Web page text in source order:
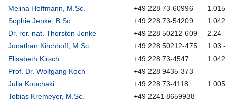
Melina Hoffmann, M.Sc.
+49 228 73-60996
1.015
Sophie Jenke, B.Sc.
+49 228 73-54209
1.042
Dr. rer. nat. Thorsten Jenke
+49 228 50212-609
2.24
Jonathan Kirchhoff, M.Sc.
+49 228 50212-475
1.03
Elisabeth Kirsch
+49 228 73-4547
1.042
Prof. Dr. Wolfgang Koch
+49 228 9435-373
Julia Kouchaki
+49 228 73-4118
1.005
Tobias Kremeyer, M.Sc.
+49 2241 8659938